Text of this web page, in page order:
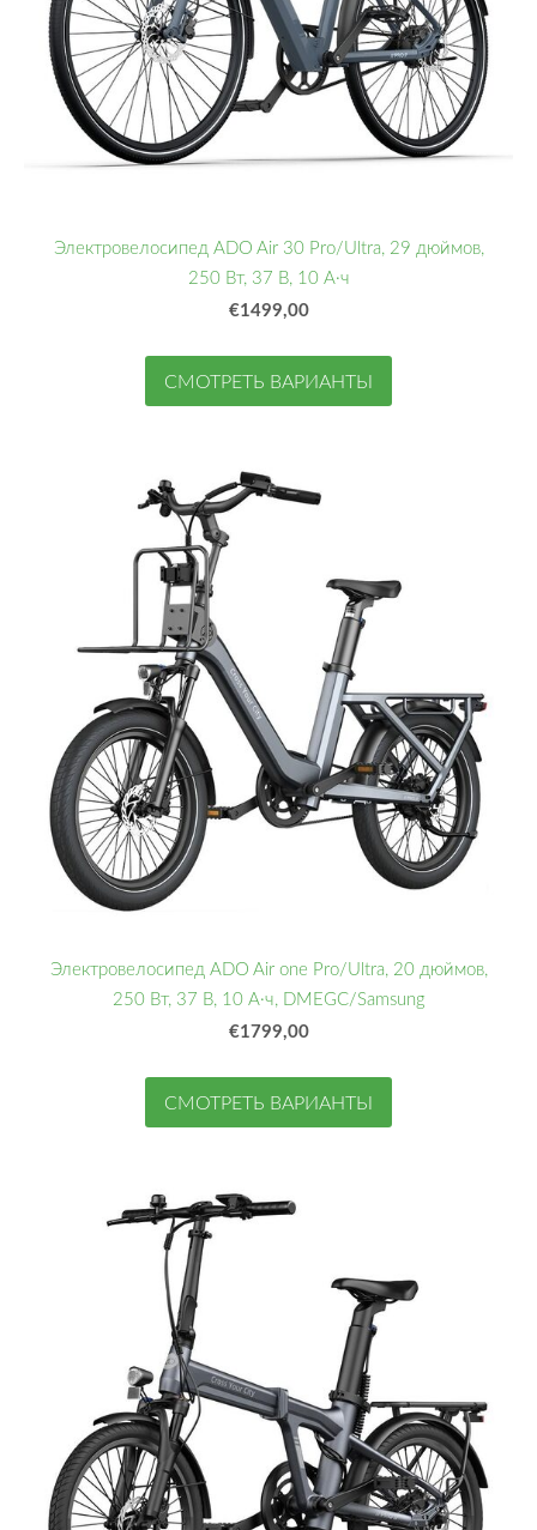
Электровелосипед ADO Air 30 Pro/Ultra, 29 дюймов,
250 Вт, 37 В, 10 А·ч
€1499,00
СМОТРЕТЬ ВАРИАНТЫ
Электровелосипед ADO Air one Pro/Ultra, 20 дюймов,
250 Вт, 37 В, 10 А·ч, DMEGC/Samsung
€1799,00
СМОТРЕТЬ ВАРИАНТЫ